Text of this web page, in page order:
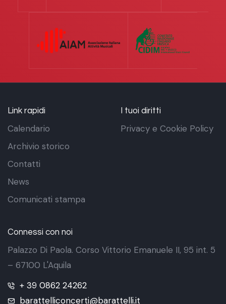
Link rapidi
Calendario
Archivio storico
Contatti
News
Comunicati stampa
I tuoi diritti
Privacy e Cookie Policy
Connessi con noi
Palazzo Di Paola. Corso Vittorio Emanuele II, 95 int. 5
– 67100 L'Aquila
+ 39 0862 24262
barattelliconcerti@barattelli.it